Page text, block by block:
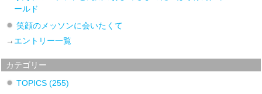
ールド
笑顔のメッソンに会いたくて
→ エントリー一覧
カテゴリー
TOPICS (255)